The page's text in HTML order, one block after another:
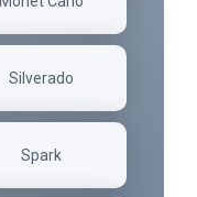
Silverado
Spark